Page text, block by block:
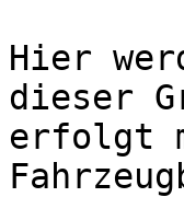
Hier
dieser
erfolgt